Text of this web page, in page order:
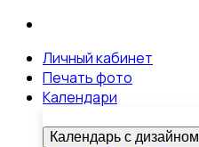
Личный кабинет
Печать фото
Календари
Календарь с дизайном